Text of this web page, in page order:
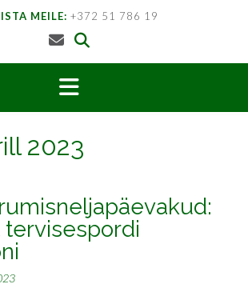
MEILE: +372 51 786 19
2023
tervisespordi